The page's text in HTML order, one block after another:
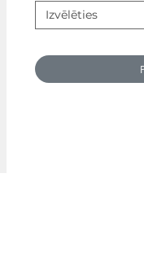
Izvēlēties